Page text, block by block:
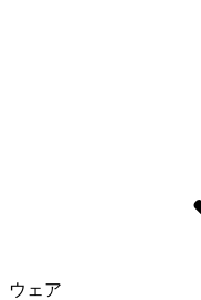
ウェア